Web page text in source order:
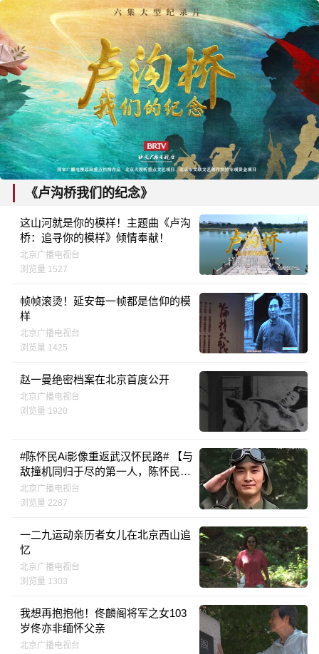
《卢沟桥我们的纪念》
这山河就是你的模样！主题曲《卢沟
桥：追寻你的模样》倾情奉献！
北京广播电视台
浏览量 1527
帧帧滚烫！延安每一帧都是信仰的模
样
北京广播电视台
浏览量 1425
赵一曼绝密档案在北京首度公开
北京广播电视台
浏览量 1920
#陈怀民Ai影像重返武汉怀民路# 【与
敌撞机同归于尽的第一人，陈怀民
牺牲时年仅22岁】
北京广播电视台
浏览量 2287
一二九运动亲历者女儿在北京西山追
忆
北京广播电视台
浏览量 1303
我想再抱抱他！佟麟阁将军之女103
岁佟亦非缅怀父亲
北京广播电视台